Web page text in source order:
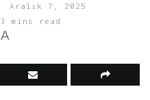
Aralık 7, 2025
mins read
A